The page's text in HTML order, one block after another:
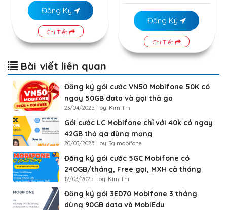
Đăng Ký
Chi Tiết
Đăng Ký
Chi Tiết
Bài viết liên quan
Đăng ký gói cước VN50 Mobifone 50K có
ngay 50GB data và gọi thả ga
23/04/2025 | by: Kim Thi
Gói cước LC Mobifone chỉ với 40k có ngay
42GB thả ga dùng mạng
20/03/2025 | by: 3g mobifone
Đăng ký gói cước 5GC Mobifone có
240GB/tháng, Free gọi, MXH cả tháng
12/03/2025 | by: Kim Thi
Đăng ký gói 3ED70 Mobifone 3 tháng
dùng 90GB data và MobiEdu